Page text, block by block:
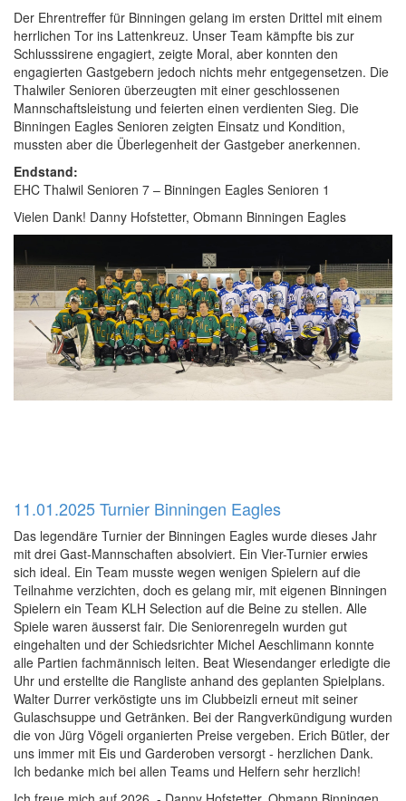
Der Ehrentreffer für Binningen gelang im ersten Drittel mit einem
herrlichen Tor ins Lattenkreuz. Unser Team kämpfte bis zur
Schlusssirene engagiert, zeigte Moral, aber konnten den
engagierten Gastgebern jedoch nichts mehr entgegensetzen. Die
Thalwiler Senioren überzeugten mit einer geschlossenen
Mannschaftsleistung und feierten einen verdienten Sieg. Die
Binningen Eagles Senioren zeigten Einsatz und Kondition,
mussten aber die Überlegenheit der Gastgeber anerkennen.
Endstand:
EHC Thalwil Senioren 7 – Binningen Eagles Senioren 1
Vielen Dank! Danny Hofstetter, Obmann Binningen Eagles
11.01.2025 Turnier Binningen Eagles
Das legendäre Turnier der Binningen Eagles wurde dieses Jahr
mit drei Gast-Mannschaften absolviert. Ein Vier-Turnier erwies
sich ideal. Ein Team musste wegen wenigen Spielern auf die
Teilnahme verzichten, doch es gelang mir, mit eigenen Binningen
Spielern ein Team KLH Selection auf die Beine zu stellen. Alle
Spiele waren äusserst fair. Die Seniorenregeln wurden gut
eingehalten und der Schiedsrichter Michel Aeschlimann konnte
alle Partien fachmännisch leiten. Beat Wiesendanger erledigte die
Uhr und erstellte die Rangliste anhand des geplanten Spielplans.
Walter Durrer verköstigte uns im Clubbeizli erneut mit seiner
Gulaschsuppe und Getränken. Bei der Rangverkündigung wurden
die von Jürg Vögeli organierten Preise vergeben. Erich Bütler, der
uns immer mit Eis und Garderoben versorgt - herzlichen Dank.
Ich bedanke mich bei allen Teams und Helfern sehr herzlich!